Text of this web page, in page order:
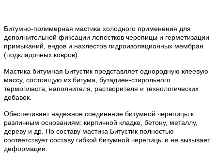
Битумно-полимерная мастика холодного применения для
дополнительной фиксации лепестков черепицы и герметизации
примыканий, ендов и нахлестов гидроизоляционных мембран
(подкладочных ковров).
Мастика битумная Битустик представляет однородную клеевую
массу, состоящую из битума, бутадиен-стирольного
термопласта, наполнителя, растворителя и технологических
добавок.
Обеспечивает надежное соединение битумной черепицы к
различным основаниям: кирпичной кладке, бетону, металлу,
дереву и др. По составу мастика Битустик полностью
соответствует составу гибкой битумной черепицы и не вызывает
деформации.